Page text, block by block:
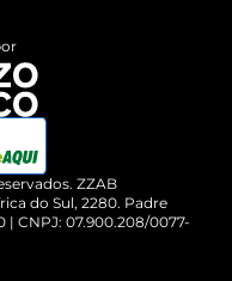
ZZAB
do Sul, 2280. Padre
| CNPJ: 07.900.208/0077-